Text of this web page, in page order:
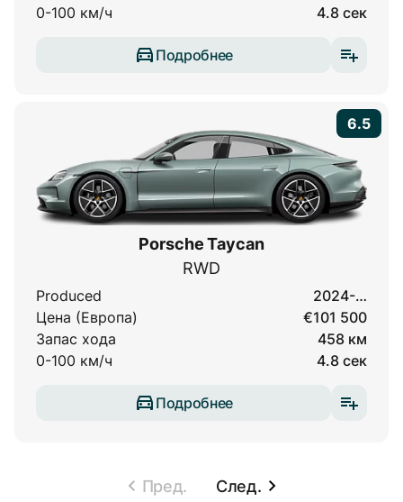
0-100 км/ч
4.8 сек
Подробнее
6.5
Porsche Taycan
RWD
Produced
2024-…
Цена (Европа)
€101 500
Запас хода
458 км
0-100 км/ч
4.8 сек
Подробнее
Пред. След.